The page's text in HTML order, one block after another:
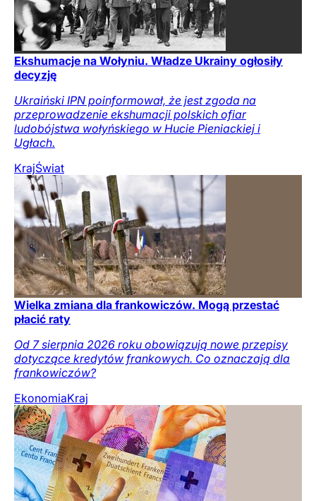
Ekshumacje na Wołyniu. Władze Ukrainy ogłosiły
decyzję
Ukraiński IPN poinformował, że jest zgoda na
przeprowadzenie ekshumacji polskich ofiar
ludobójstwa wołyńskiego w Hucie Pieniackiej i
Ugłach.
KrajŚwiat
Wielka zmiana dla frankowiczów. Mogą przestać
płacić raty
Od 7 sierpnia 2026 roku obowiązują nowe przepisy
dotyczące kredytów frankowych. Co oznaczają dla
frankowiczów?
EkonomiaKraj